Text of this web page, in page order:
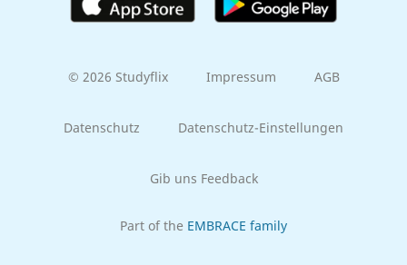
© 2026 Studyflix Impressum AGB
Datenschutz Datenschutz-Einstellungen
Gib uns Feedback
Part of the EMBRACE family